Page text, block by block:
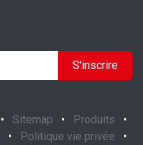
S'inscrire
• Sitemap • Produits
•
• Politique vie privée •